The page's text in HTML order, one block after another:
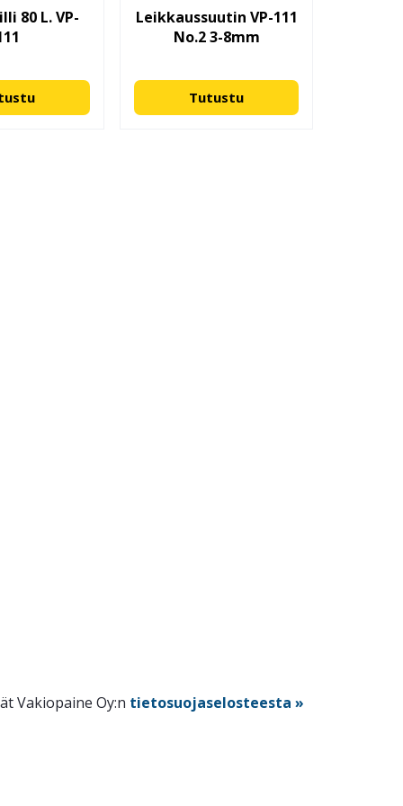
80 L. VP-
Leikkaussuutin VP-111
No.2 3-8mm
Tutustu
Vakiopaine Oy:n tietosuojaselosteesta »